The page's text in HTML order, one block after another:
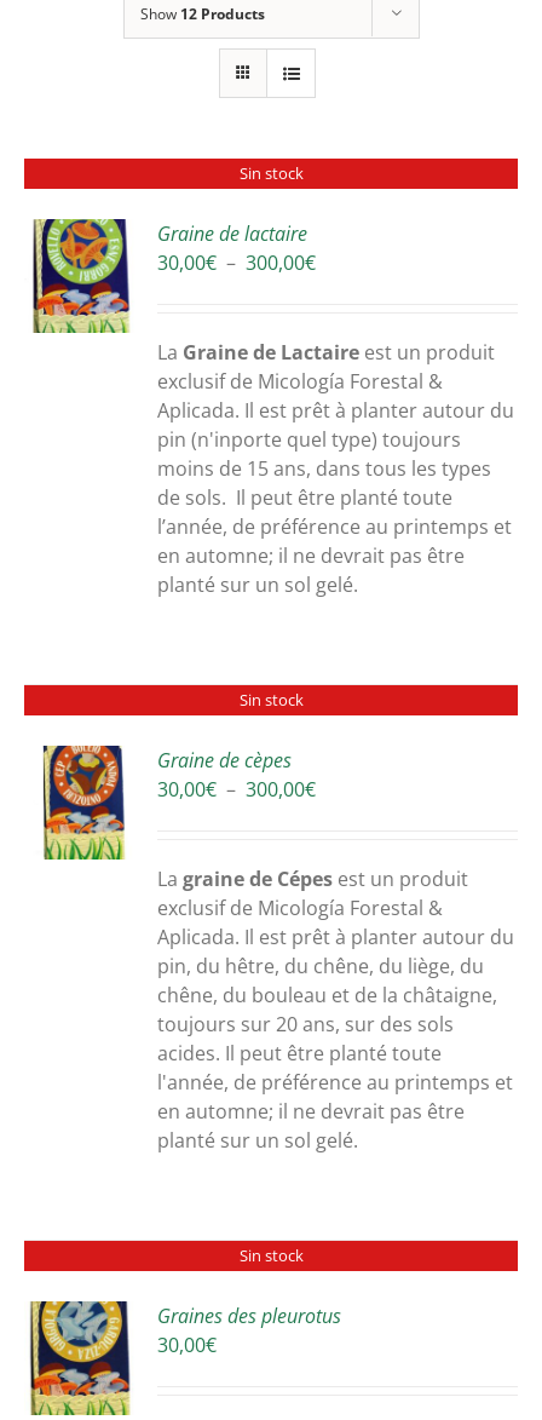
Show 12 Products
Sin stock
Graine de lactaire
30,00€ – 300,00€Plage
30,00€
à
300,00€
La Graine de Lactaire est un produit
exclusif de Micología Forestal &
Aplicada. Il est prêt à planter autour du
pin (n'inporte quel type) toujours
moins de 15 ans, dans tous les types
de sols. Il peut être planté toute
l’année, de préférence au printemps et
en automne; il ne devrait pas être
planté sur un sol gelé.
Sin stock
Graine de cèpes
30,00€ – 300,00€Plage
30,00€
à
300,00€
Lagraine de Cépes est un produit
exclusif de Micología Forestal &
Aplicada. Il est prêt à planter autour du
pin, du hêtre, du chêne, du liège, du
chêne, du bouleau et de la châtaigne,
toujours sur 20 ans, sur des sols
acides. Il peut être planté toute
l'année, de préférence au printemps et
en automne; il ne devrait pas être
planté sur un sol gelé.
Sin stock
Graines des pleurotus
30,00€